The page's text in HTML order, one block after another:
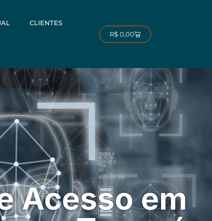
CLIENTES
R$0,00Carrinho
Acesso em